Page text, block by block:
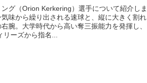
グ（Orion Kerkering）選手について紹介しま
味から繰り出される速球と、縦に大きく割れ
腕。大学時代から高い奪三振能力を発揮し、
ーズから指名...